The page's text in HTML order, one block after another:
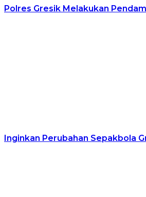
Polres Gresik Melakukan
Inginkan Perubahan Sepakbola